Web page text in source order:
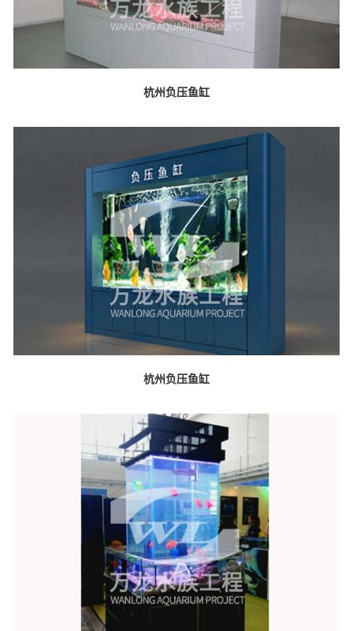
杭州负压鱼缸
杭州负压鱼缸